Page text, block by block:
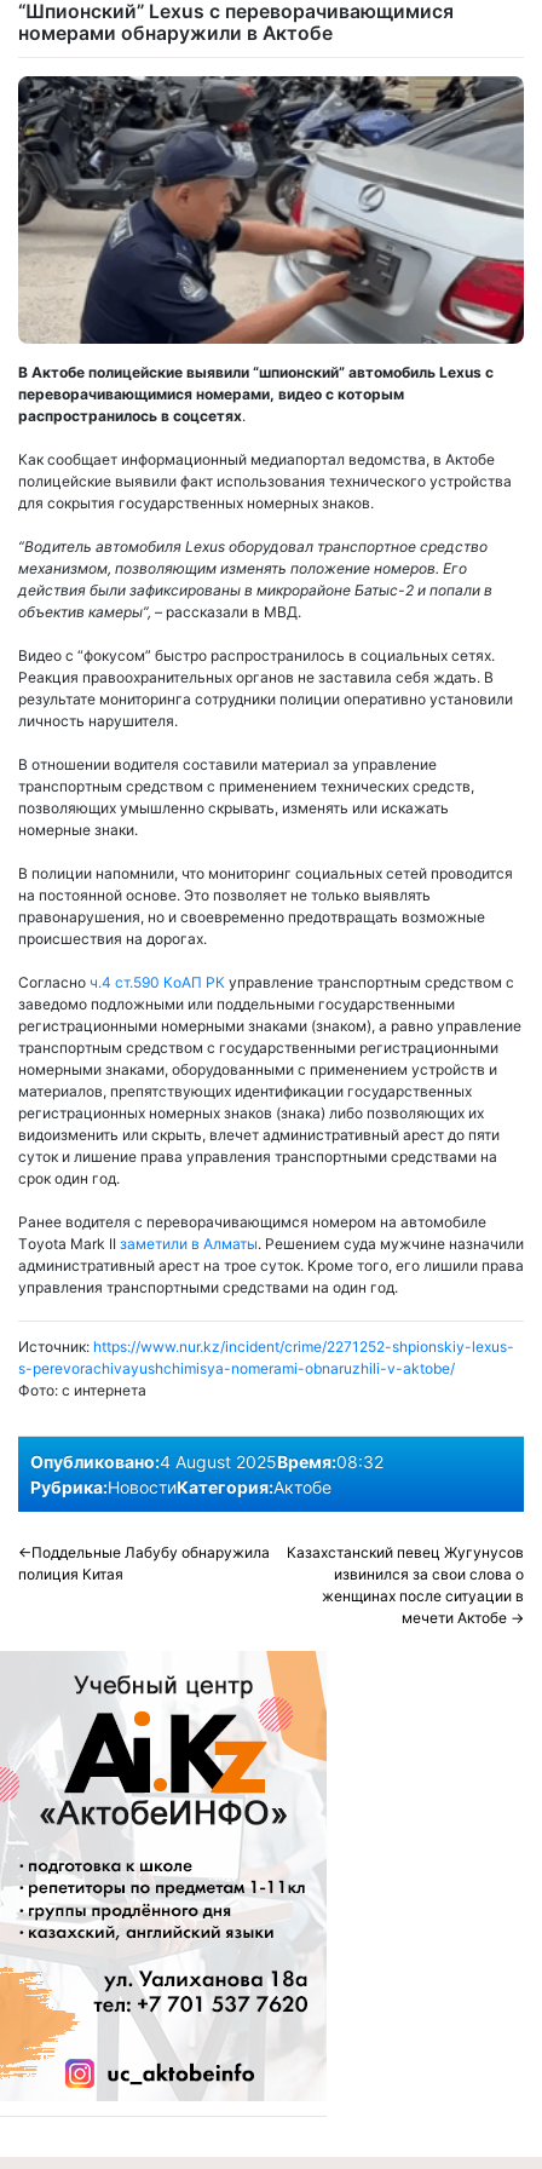
“Шпионский” Lexus с переворачивающимися
номерами обнаружили в Актобе
В Актобе полицейские выявили “шпионский” автомобиль Lexus с
переворачивающимися номерами, видео с которым
распространилось в соцсетях.
Как сообщает информационный медиапортал ведомства, в Актобе
полицейские выявили факт использования технического устройства
для сокрытия государственных номерных знаков.
“Водитель автомобиля Lexus оборудовал транспортное средство
механизмом, позволяющим изменять положение номеров. Его
действия были зафиксированы в микрорайоне Батыс-2 и попали в
объектив камеры”, – рассказали в МВД.
Видео с “фокусом” быстро распространилось в социальных сетях.
Реакция правоохранительных органов не заставила себя ждать. В
результате мониторинга сотрудники полиции оперативно установили
личность нарушителя.
В отношении водителя составили материал за управление
транспортным средством с применением технических средств,
позволяющих умышленно скрывать, изменять или искажать
номерные знаки.
В полиции напомнили, что мониторинг социальных сетей проводится
на постоянной основе. Это позволяет не только выявлять
правонарушения, но и своевременно предотвращать возможные
происшествия на дорогах.
Согласно ч.4 ст.590 КоАП РК управление транспортным средством с
заведомо подложными или поддельными государственными
регистрационными номерными знаками (знаком), а равно управление
транспортным средством с государственными регистрационными
номерными знаками, оборудованными с применением устройств и
материалов, препятствующих идентификации государственных
регистрационных номерных знаков (знака) либо позволяющих их
видоизменить или скрыть, влечет административный арест до пяти
суток и лишение права управления транспортными средствами на
срок один год.
Ранее водителя с переворачивающимся номером на автомобиле
Тoyota Mark II заметили в Алматы. Решением суда мужчине назначили
административный арест на трое суток. Кроме того, его лишили права
управления транспортными средствами на один год.
Источник: https://www.nur.kz/incident/crime/2271252-shpionskiy-lexus-
s-perevorachivayushchimisya-nomerami-obnaruzhili-v-aktobe/
Фото: с интернета
Опубликовано:4 August 2025Время:08:32
Рубрика:НовостиКатегория:Актобе
Post
navigation
Поддельные Лабубу обнаружила
полиция Китая
Казахстанский певец Жугунусов
извинился за свои слова о
женщинах после ситуации в
мечети Актобе